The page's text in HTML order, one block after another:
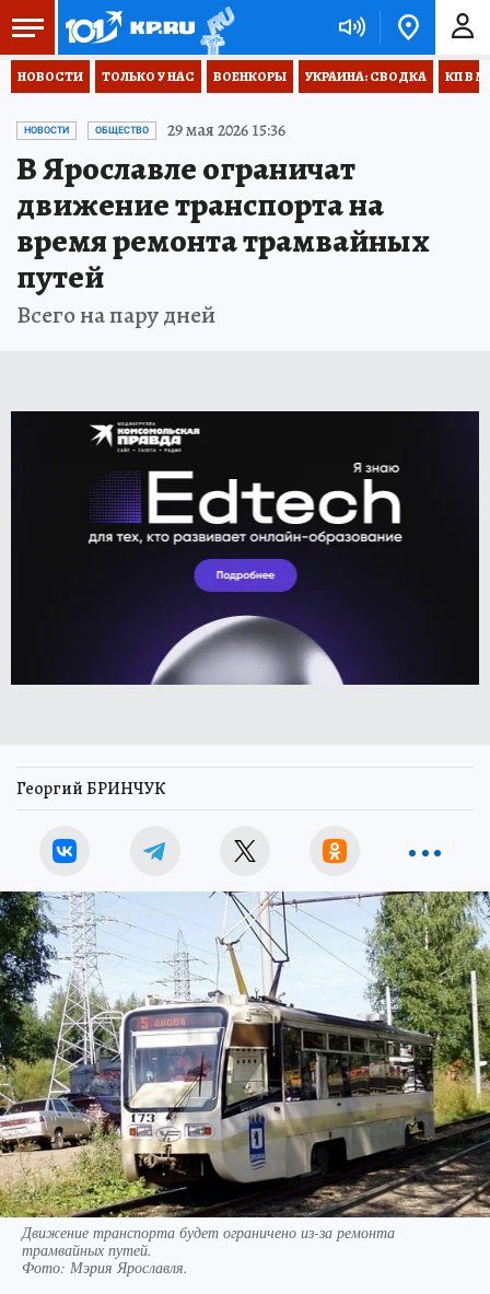
НОВОСТИ ТОЛЬКО У НАС ВОЕНКОРЫ УКРАИНА: СВОДКА КП В
НОВОСТИ ОБЩЕСТВО 29 мая 2026 15:36
В Ярославле ограничат
движение транспорта на
время ремонта трамвайных
путей
Всего на пару дней
Георгий БРИНЧУК
Движение транспорта будет ограничено из-за ремонта
трамвайных путей.
Фото: Мэрия Ярославля.